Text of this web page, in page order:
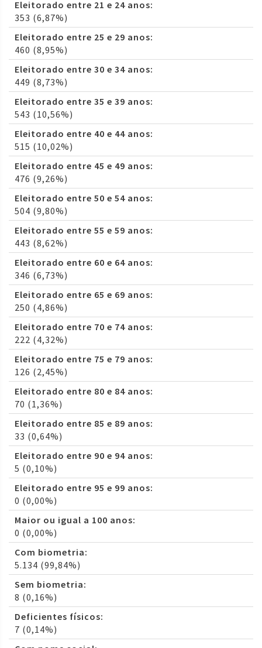
Eleitorado entre 21 e 24 anos:
353 (6,87%)
Eleitorado entre 25 e 29 anos:
460 (8,95%)
Eleitorado entre 30 e 34 anos:
449 (8,73%)
Eleitorado entre 35 e 39 anos:
543 (10,56%)
Eleitorado entre 40 e 44 anos:
515 (10,02%)
Eleitorado entre 45 e 49 anos:
476 (9,26%)
Eleitorado entre 50 e 54 anos:
504 (9,80%)
Eleitorado entre 55 e 59 anos:
443 (8,62%)
Eleitorado entre 60 e 64 anos:
346 (6,73%)
Eleitorado entre 65 e 69 anos:
250 (4,86%)
Eleitorado entre 70 e 74 anos:
222 (4,32%)
Eleitorado entre 75 e 79 anos:
126 (2,45%)
Eleitorado entre 80 e 84 anos:
70 (1,36%)
Eleitorado entre 85 e 89 anos:
33 (0,64%)
Eleitorado entre 90 e 94 anos:
5 (0,10%)
Eleitorado entre 95 e 99 anos:
0 (0,00%)
Maior ou igual a 100 anos:
0 (0,00%)
Com biometria:
5.134 (99,84%)
Sem biometria:
8 (0,16%)
Deficientes físicos:
7 (0,14%)